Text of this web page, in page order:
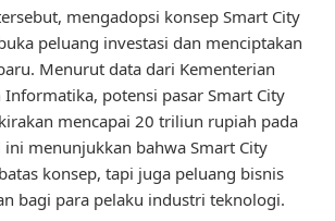
mengadopsi konsep Smart City
peluang investasi dan menciptakan
Menurut data dari Kementerian
Informatika, potensi pasar Smart City
mencapai 20 triliun rupiah pada
menunjukkan bahwa Smart City
konsep, tapi juga peluang bisnis
bagi para pelaku industri teknologi.